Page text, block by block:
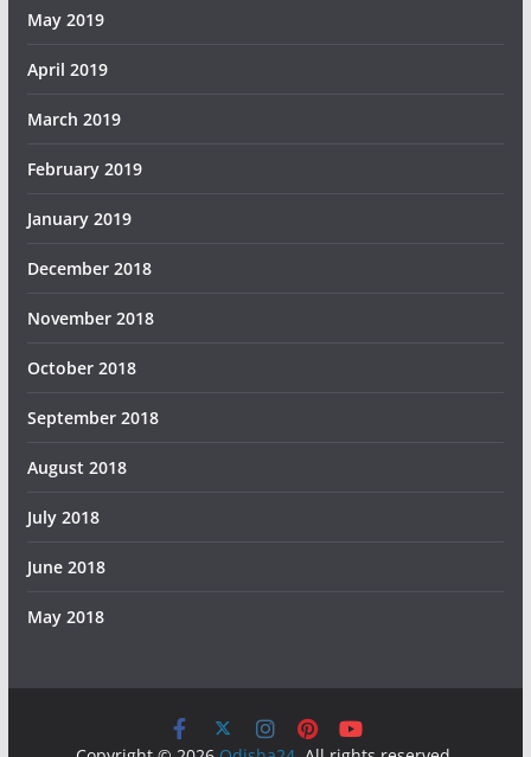
May 2019
April 2019
March 2019
February 2019
January 2019
December 2018
November 2018
October 2018
September 2018
August 2018
July 2018
June 2018
May 2018